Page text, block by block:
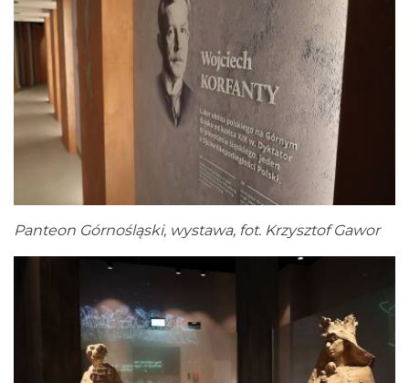
Panteon Górnośląski, wystawa, fot. Krzysztof Gawor